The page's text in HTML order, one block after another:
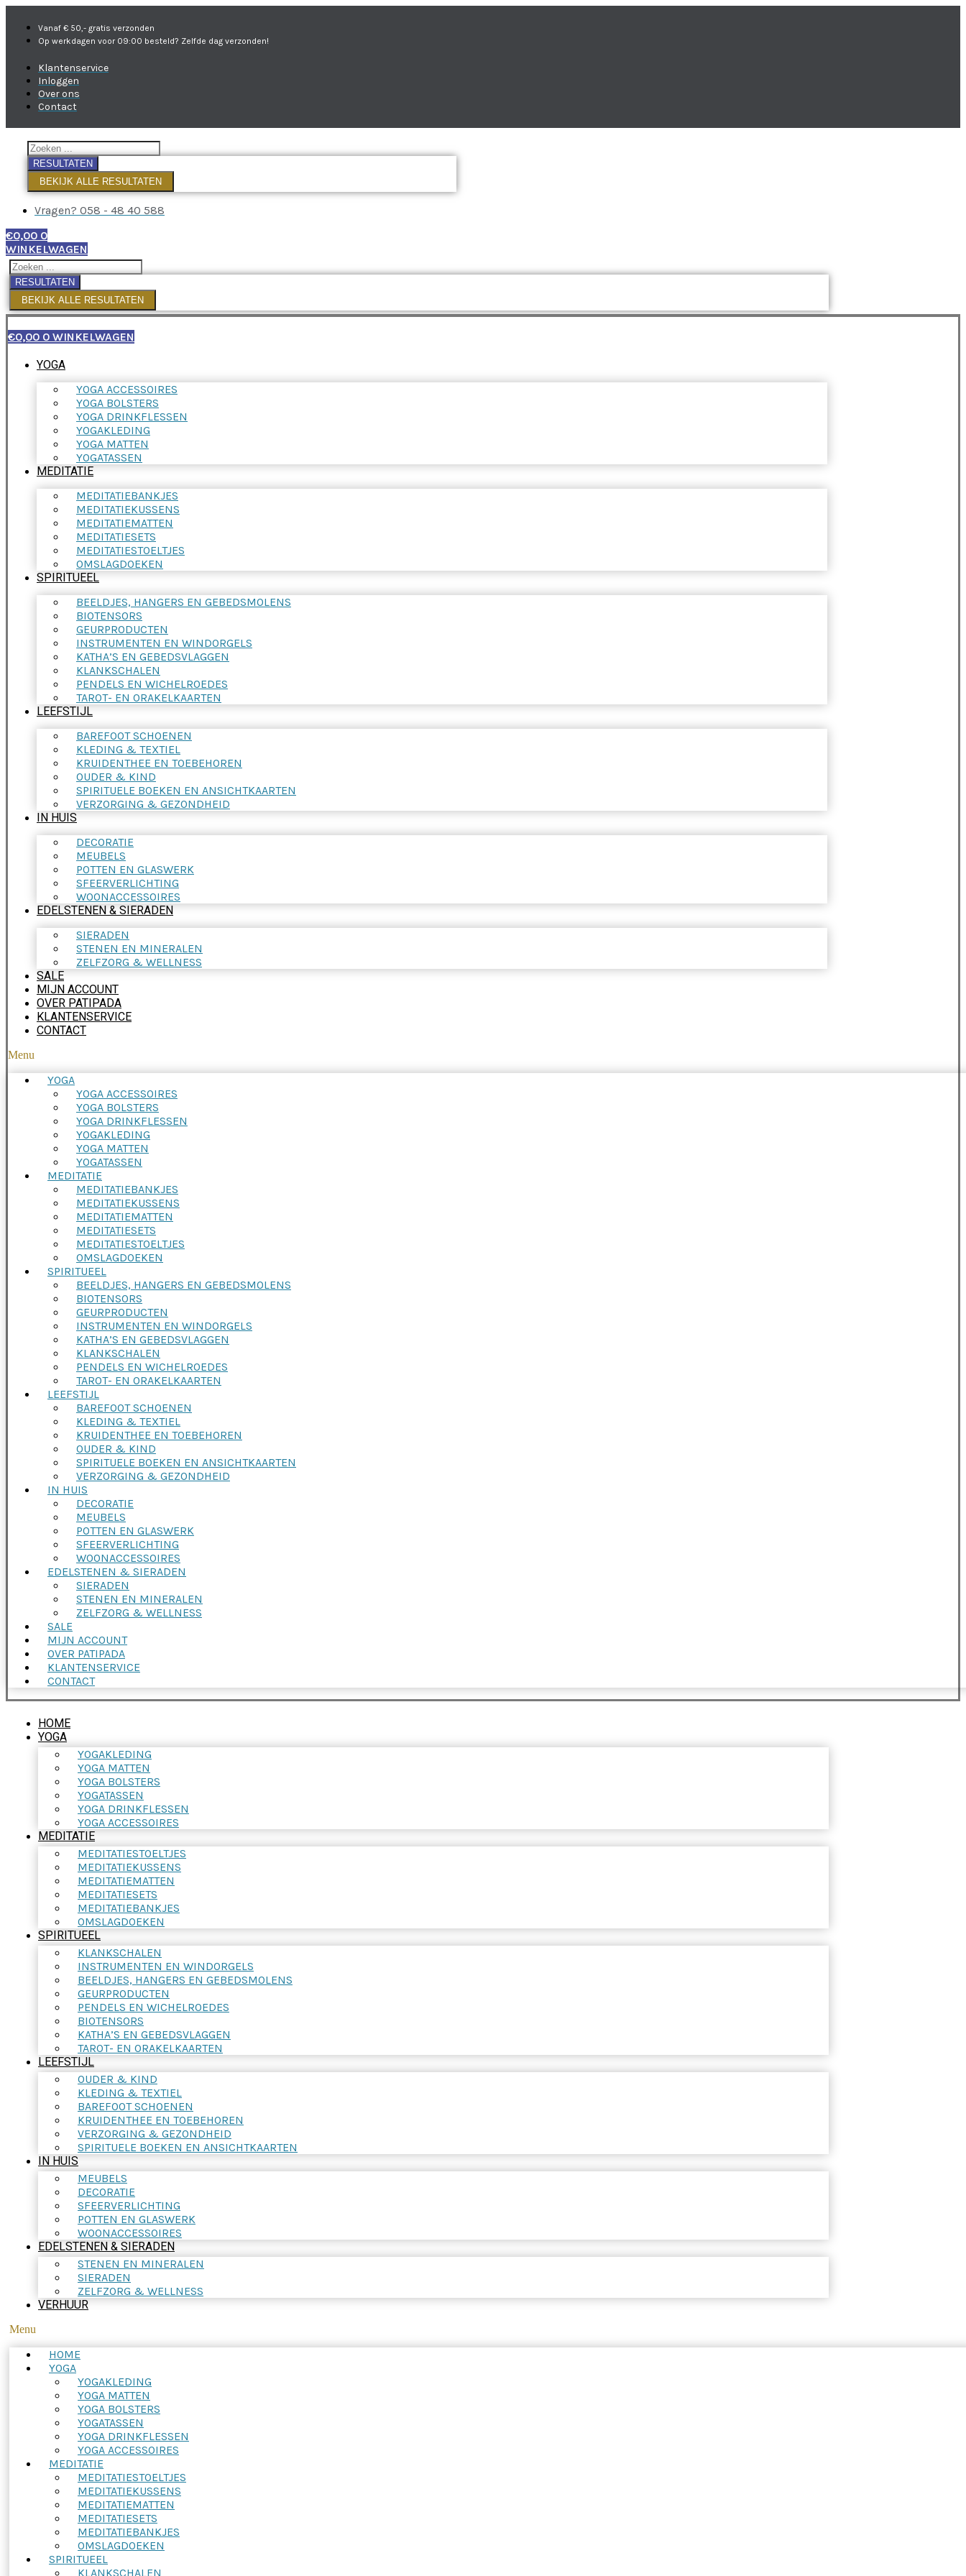
Vanaf € 50,- gratis verzonden
Op werkdagen voor 09:00 besteld? Zelfde dag verzonden!
Klantenservice
Inloggen
Over ons
Contact
RESULTATEN
BEKIJK ALLE RESULTATEN
Vragen? 058 - 48 40 588
€0,00 0
WINKELWAGEN
RESULTATEN
BEKIJK ALLE RESULTATEN
€0,00 0 WINKELWAGEN
YOGA
YOGA ACCESSOIRES
YOGA BOLSTERS
YOGA DRINKFLESSEN
YOGAKLEDING
YOGA MATTEN
YOGATASSEN
MEDITATIE
MEDITATIEBANKJES
MEDITATIEKUSSENS
MEDITATIEMATTEN
MEDITATIESETS
MEDITATIESTOELTJES
OMSLAGDOEKEN
SPIRITUEEL
BEELDJES, HANGERS EN GEBEDSMOLENS
BIOTENSORS
GEURPRODUCTEN
INSTRUMENTEN EN WINDORGELS
KATHA’S EN GEBEDSVLAGGEN
KLANKSCHALEN
PENDELS EN WICHELROEDES
TAROT- EN ORAKELKAARTEN
LEEFSTIJL
BAREFOOT SCHOENEN
KLEDING & TEXTIEL
KRUIDENTHEE EN TOEBEHOREN
OUDER & KIND
SPIRITUELE BOEKEN EN ANSICHTKAARTEN
VERZORGING & GEZONDHEID
IN HUIS
DECORATIE
MEUBELS
POTTEN EN GLASWERK
SFEERVERLICHTING
WOONACCESSOIRES
EDELSTENEN & SIERADEN
SIERADEN
STENEN EN MINERALEN
ZELFZORG & WELLNESS
SALE
MIJN ACCOUNT
OVER PATIPADA
KLANTENSERVICE
CONTACT
Menu
YOGA
YOGA ACCESSOIRES
YOGA BOLSTERS
YOGA DRINKFLESSEN
YOGAKLEDING
YOGA MATTEN
YOGATASSEN
MEDITATIE
MEDITATIEBANKJES
MEDITATIEKUSSENS
MEDITATIEMATTEN
MEDITATIESETS
MEDITATIESTOELTJES
OMSLAGDOEKEN
SPIRITUEEL
BEELDJES, HANGERS EN GEBEDSMOLENS
BIOTENSORS
GEURPRODUCTEN
INSTRUMENTEN EN WINDORGELS
KATHA’S EN GEBEDSVLAGGEN
KLANKSCHALEN
PENDELS EN WICHELROEDES
TAROT- EN ORAKELKAARTEN
LEEFSTIJL
BAREFOOT SCHOENEN
KLEDING & TEXTIEL
KRUIDENTHEE EN TOEBEHOREN
OUDER & KIND
SPIRITUELE BOEKEN EN ANSICHTKAARTEN
VERZORGING & GEZONDHEID
IN HUIS
DECORATIE
MEUBELS
POTTEN EN GLASWERK
SFEERVERLICHTING
WOONACCESSOIRES
EDELSTENEN & SIERADEN
SIERADEN
STENEN EN MINERALEN
ZELFZORG & WELLNESS
SALE
MIJN ACCOUNT
OVER PATIPADA
KLANTENSERVICE
CONTACT
HOME
YOGA
YOGAKLEDING
YOGA MATTEN
YOGA BOLSTERS
YOGATASSEN
YOGA DRINKFLESSEN
YOGA ACCESSOIRES
MEDITATIE
MEDITATIESTOELTJES
MEDITATIEKUSSENS
MEDITATIEMATTEN
MEDITATIESETS
MEDITATIEBANKJES
OMSLAGDOEKEN
SPIRITUEEL
KLANKSCHALEN
INSTRUMENTEN EN WINDORGELS
BEELDJES, HANGERS EN GEBEDSMOLENS
GEURPRODUCTEN
PENDELS EN WICHELROEDES
BIOTENSORS
KATHA’S EN GEBEDSVLAGGEN
TAROT- EN ORAKELKAARTEN
LEEFSTIJL
OUDER & KIND
KLEDING & TEXTIEL
BAREFOOT SCHOENEN
KRUIDENTHEE EN TOEBEHOREN
VERZORGING & GEZONDHEID
SPIRITUELE BOEKEN EN ANSICHTKAARTEN
IN HUIS
MEUBELS
DECORATIE
SFEERVERLICHTING
POTTEN EN GLASWERK
WOONACCESSOIRES
EDELSTENEN & SIERADEN
STENEN EN MINERALEN
SIERADEN
ZELFZORG & WELLNESS
VERHUUR
Menu
HOME
YOGA
YOGAKLEDING
YOGA MATTEN
YOGA BOLSTERS
YOGATASSEN
YOGA DRINKFLESSEN
YOGA ACCESSOIRES
MEDITATIE
MEDITATIESTOELTJES
MEDITATIEKUSSENS
MEDITATIEMATTEN
MEDITATIESETS
MEDITATIEBANKJES
OMSLAGDOEKEN
SPIRITUEEL
KLANKSCHALEN